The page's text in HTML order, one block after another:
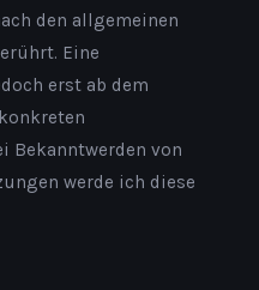
den allgemeinen
Eine
erst ab dem
Bekanntwerden von
werde ich diese